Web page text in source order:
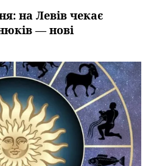
на Левів чекає
— нові